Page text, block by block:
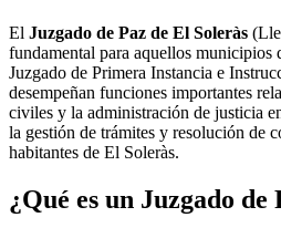
El Juzgado de Paz de El Soleràs
fundamental para aquellos municipios
Juzgado de Primera Instancia e
desempeñan funciones importantes
civiles y la administración de justicia
la gestión de trámites y resolución de
habitantes de El Soleràs.
¿Qué es un Juzgado de